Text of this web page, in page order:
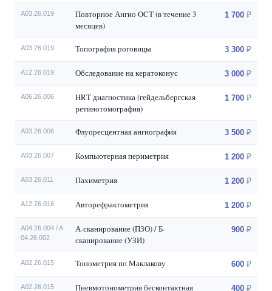
A03.26.019
Повторное Ангио OCT (в течение 3
месяцев)
1 700
A03.26.019 Топография роговицы 3 300
A12.26.019 Обследование на кератоконус 3 000
A06.26.006
HRT диагностика (гейдельбергская
ретинотомография)
1 700
A03.26.006 Флуоресцентная ангиография 3 500
А03.26.007 Компьютерная периметрия 1 200
A03.26.011 Пахиметрия 1 200
А12.26.016 Авторефрактометрия 1 200
A04.26.004 / A
04.26.002
А-сканирование (ПЗО) / Б-
сканирование (УЗИ)
900
А02.26.015 Тонометрия по Маклакову 600
А02.26.015 Пневмотонометрия бесконтактная 400